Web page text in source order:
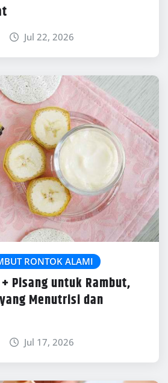
Jul 22, 2026
RONTOK ALAMI
Pisang untuk Rambut,
Menutrisi dan
Jul 17, 2026